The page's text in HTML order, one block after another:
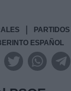
ESPAÑOL